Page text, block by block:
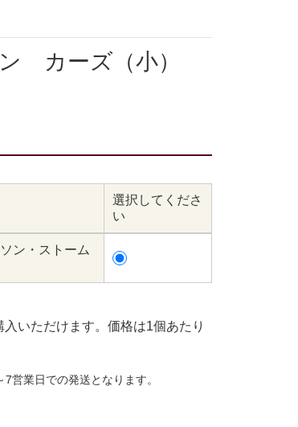
カーズ（小）
選択してくださ
い
ン・ストーム
いただけます。価格は1個あたり
営業日での発送となります。